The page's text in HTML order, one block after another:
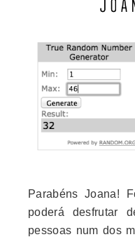
Parabéns Joana!
poderá desfrutar
pessoas num dos